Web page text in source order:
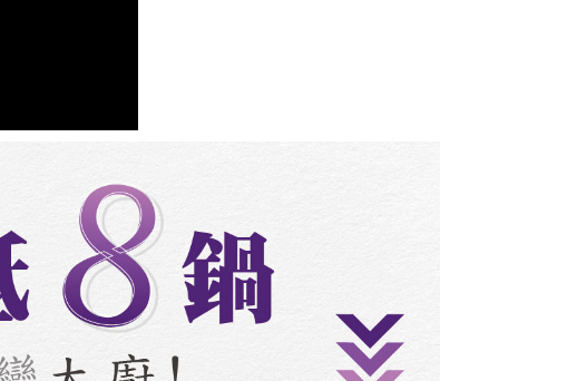
pesanan ditubuhkan, akan secara automatik dialihkan ke proses
mengesahkan pembayaran, transaksi akan selesai.
3. Jumlah kelulusan sebenar, bilangan ansuran dan jumlah bayaran
adalah berdasarkan halaman pengesahan transaksi seterusnya.
4. Dalam masa 30 minit selepas pesanan ditubuhkan, jika tidak pergi
untuk mengesahkan transaksi atau jika tidak lulus semakan, pesanan
akan dibatalkan secara automatik. Jika terdapat situasi "pindah untuk
semakan khusus" yang tidak lulus, ini menunjukkan bahawa sistem
penilaian tidak mencukupi, tiada penjelasan mengenai kandungan
penilaian boleh diberikan.